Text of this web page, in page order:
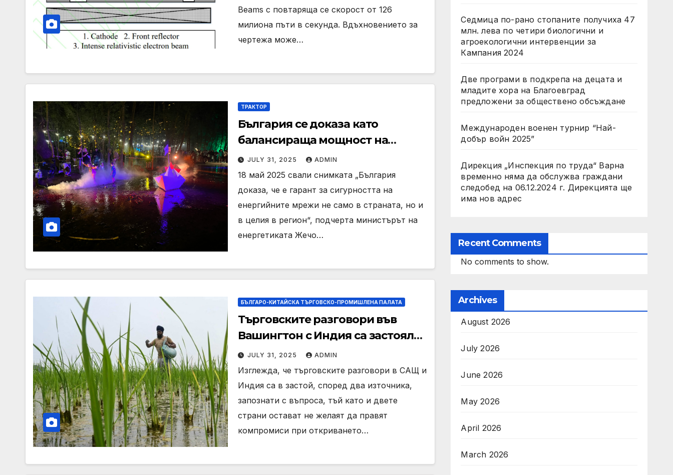
Beams с повтаряща се скорост от 126
милиона пъти в секунда. Вдъхновението за
чертежа може…
ТРАКТОР
България се доказа като
балансираща мощност на
Балканите и гарант за
сигурността на енергийните
мрежи в региона
JULY 31, 2025 ADMIN
18 май 2025 свали снимката „България
доказа, че е гарант за сигурността на
енергийните мрежи не само в страната, но и
в целия в регион“, подчерта министърът на
енергетиката Жечо…
БЪЛГАРО-КИТАЙСКА ТЪРГОВСКО-ПРОМИШЛЕНА ПАЛАТА
Търговските разговори във
Вашингтон с Индия са застояли,
казват източници
JULY 31, 2025 ADMIN
Изглежда, че търговските разговори в САЩ и
Индия са в застой, според два източника,
запознати с въпроса, тъй като и двете
страни остават не желаят да правят
компромиси при откриването…
Седмица по-рано стопаните получиха 47
млн. лева по четири биологични и
агроекологични интервенции за
Кампания 2024
Две програми в подкрепа на децата и
младите хора на Благоевград
предложени за обществено обсъждане
Международен военен турнир “Най-
добър войн 2025”
Дирекция „Инспекция по труда“ Варна
временно няма да обслужва граждани
следобед на 06.12.2024 г. Дирекцията ще
има нов адрес
Recent Comments
No comments to show.
Archives
August 2026
July 2026
June 2026
May 2026
April 2026
March 2026